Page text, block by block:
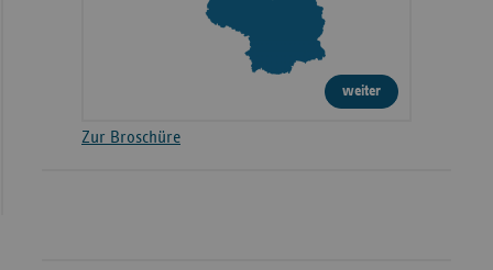
weiter
Zur Broschüre